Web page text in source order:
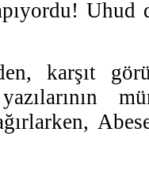
Uhud
karşıt